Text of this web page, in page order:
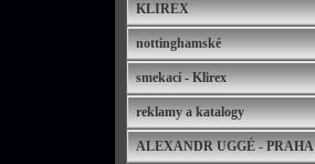
KLIREX
nottinghamské
smekací - Klirex
reklamy a katalogy
ALEXANDR UGGÉ - PRAHA